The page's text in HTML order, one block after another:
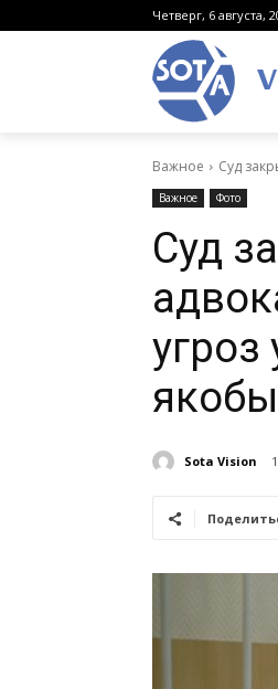
Четверг, 6 августа,
Важное Суд
Важное Фото
Суд
Sota Vision